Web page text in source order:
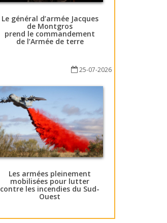
Le général d’armée Jacques
de Montgros
prend le commandement
de l’Armée de terre
25-07-2026
Les armées pleinement
mobilisées pour lutter
contre les incendies du Sud-
Ouest